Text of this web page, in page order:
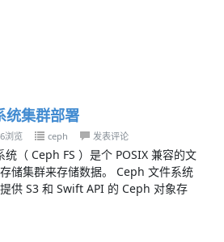
统集群部署
浏览 ceph 发表评论
（ Ceph FS ）是个 POSIX 兼容的文
储集群来存储数据。 Ceph 文件系统
供 S3 和 Swift API 的 Ceph 对象存